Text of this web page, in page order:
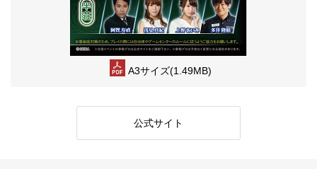
A3サイズ(1.49MB)
公式サイト